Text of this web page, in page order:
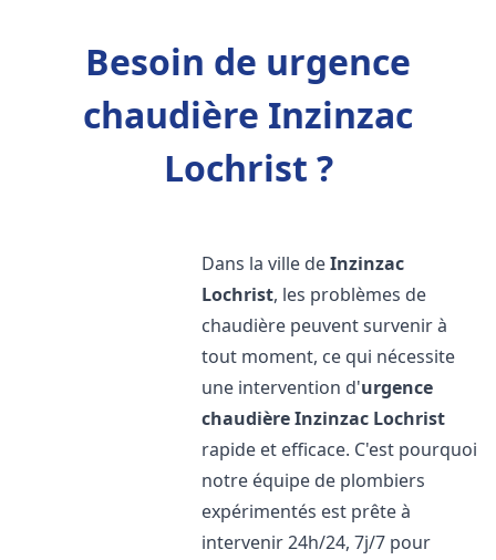
Besoin de urgence
chaudière Inzinzac
Lochrist ?
Dans la ville deInzinzac
Lochrist, les problèmes de
chaudière peuvent survenir à
tout moment, ce qui nécessite
une intervention d'urgence
chaudièreInzinzac Lochrist
rapide et efficace. C'est pourquoi
notre équipe de plombiers
expérimentés est prête à
intervenir 24h/24, 7j/7 pour